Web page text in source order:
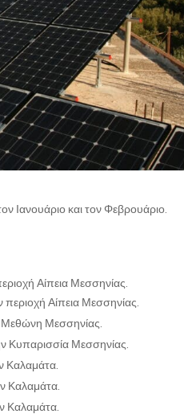
Ιανουάριο και τον Φεβρουάριο.
Αίπεια Μεσσηνίας.
Αίπεια Μεσσηνίας.
Μεθώνη Μεσσηνίας.
Κυπαρισσία Μεσσηνίας.
Καλαμάτα.
Καλαμάτα.
Καλαμάτα.